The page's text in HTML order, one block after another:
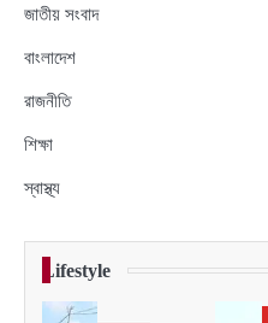
জাতীয় সংবাদ
বাংলাদেশ
রাজনীতি
শিক্ষা
স্বাস্থ্য
Lifestyle